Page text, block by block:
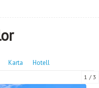
Karta Hotell
1 3